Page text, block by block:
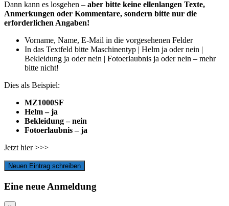
Dann kann es losgehen – aber bitte keine ellenlangen Texte,
Anmerkungen oder Kommentare, sondern bitte nur die
erforderlichen Angaben!
Vorname, Name, E-Mail in die vorgesehenen Felder
In das Textfeld bitte Maschinentyp | Helm ja oder nein |
Bekleidung ja oder nein | Fotoerlaubnis ja oder nein – mehr
bitte nicht!
Dies als Beispiel:
MZ1000SF
Helm – ja
Bekleidung – nein
Fotoerlaubnis – ja
Jetzt hier >>>
Eine neue Anmeldung